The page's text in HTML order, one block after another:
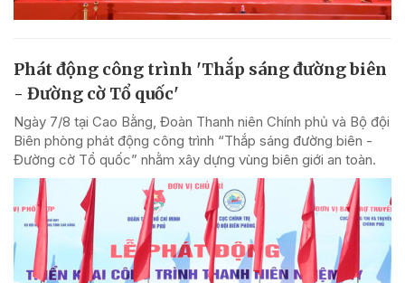
Phát động công trình 'Thắp sáng đường biên
- Đường cờ Tổ quốc'
Ngày 7/8 tại Cao Bằng, Đoàn Thanh niên Chính phủ và Bộ đội
Biên phòng phát động công trình “Thắp sáng đường biên -
Đường cờ Tổ quốc” nhằm xây dựng vùng biên giới an toàn.